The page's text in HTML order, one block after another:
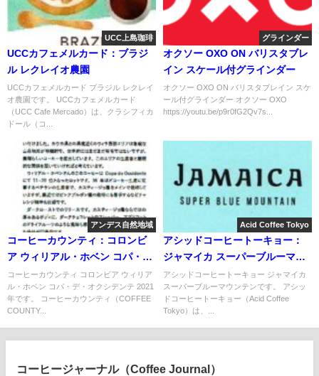
UCC上島珈琲
UCCカフェメルカード：ブラジ
ル レクレイオ農園
UCCカフェメルカード ブラジル レクレイ
オ農園です。 UCCカフェメルカード
（UCC Cafe Mercado）は、クラシフィカ
ドール（コ...
グラインダー
オクソー OXO ON バリスタブレ
イン スケール付グラインダー
オクソー OXO ON バリスタブレイン スケ
ール付グラインダー オクソー OXO
https://youtu.be/p9r0fG2Qv7s...
アンデス自然地域
コーヒーカウンティ：コロンビ
ア ウィリアル・ホベン コパ・
デ・オクシデンテ 2021年
コーヒーカウンティ コロンビア ウィリア
ル・ホベン コパ・デ・オクシデンテ 2021
年です。 コーヒーカウンティ（COFFEE
COUNTY...
Acid Coffee Tokyo
アシッドコーヒートーキョー：
ジャマイカ スーパーブルーマウ
ンテン
アシッドコーヒートーキョー ジャマイカ
スーパーブルーマウンテンです。 アシッ
ドコーヒートーキョー（Acid Coffee
Tokyo）は、...
コーヒージャーナル（Coffee Journal）